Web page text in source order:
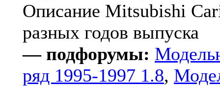
Описание Mitsubishi
разных годов выпуска
— подфорумы:
ряд 1995-1997 1.8,